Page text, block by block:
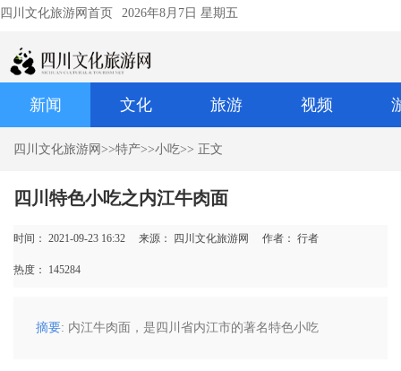
四川文化旅游网首页 2026年8月7日 星期五
新闻 文化 旅游 视频
四川文化旅游网 >>特产>>小吃>> 正文
四川特色小吃之内江牛肉面
时间： 2021-09-23 16:32 来源： 四川文化旅游网 作者： 行者
热度： 145284
摘要: 内江牛肉面，是四川省内江市的著名特色小吃